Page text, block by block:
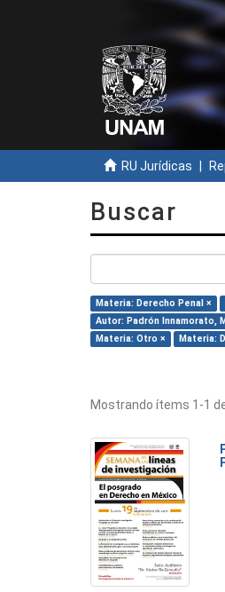
RU Jurídicas
Buscar
Materia: Derecho Penal ×
Autor: Padrón Innamorato,
Materia: Otro ×
Materia:
Mostrando ítems 1-1